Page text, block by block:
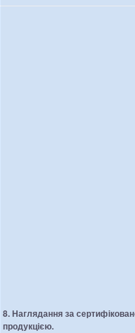
8.Наглядання за
продукцією.